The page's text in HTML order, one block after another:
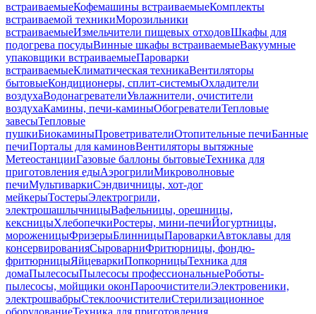
встраиваемыеКофемашины встраиваемыеКомплекты
встраиваемой техникиМорозильники
встраиваемыеИзмельчители пищевых отходовШкафы для
подогрева посудыВинные шкафы встраиваемыеВакуумные
упаковщики встраиваемыеПароварки
встраиваемыеКлиматическая техникаВентиляторы
бытовыеКондиционеры, сплит-системыОхладители
воздухаВодонагревателиУвлажнители, очистители
воздухаКамины, печи-каминыОбогревателиТепловые
завесыТепловые
пушкиБиокаминыПроветривателиОтопительные печиБанные
печиПорталы для каминовВентиляторы вытяжные
МетеостанцииГазовые баллоны бытовыеТехника для
приготовления едыАэрогрилиМикроволновые
печиМультиваркиСэндвичницы, хот-дог
мейкерыТостерыЭлектрогрили,
электрошашлычницыВафельницы, орешницы,
кексницыХлебопечкиРостеры, мини-печиЙогуртницы,
мороженицыФризерыБлинницыПароваркиАвтоклавы для
консервированияСыроварниФритюрницы, фондю-
фритюрницыЯйцеваркиПопкорницыТехника для
домаПылесосыПылесосы профессиональныеРоботы-
пылесосы, мойщики оконПароочистителиЭлектровеники,
электрошвабрыСтеклоочистителиСтерилизационное
оборудованиеТехника для приготовления